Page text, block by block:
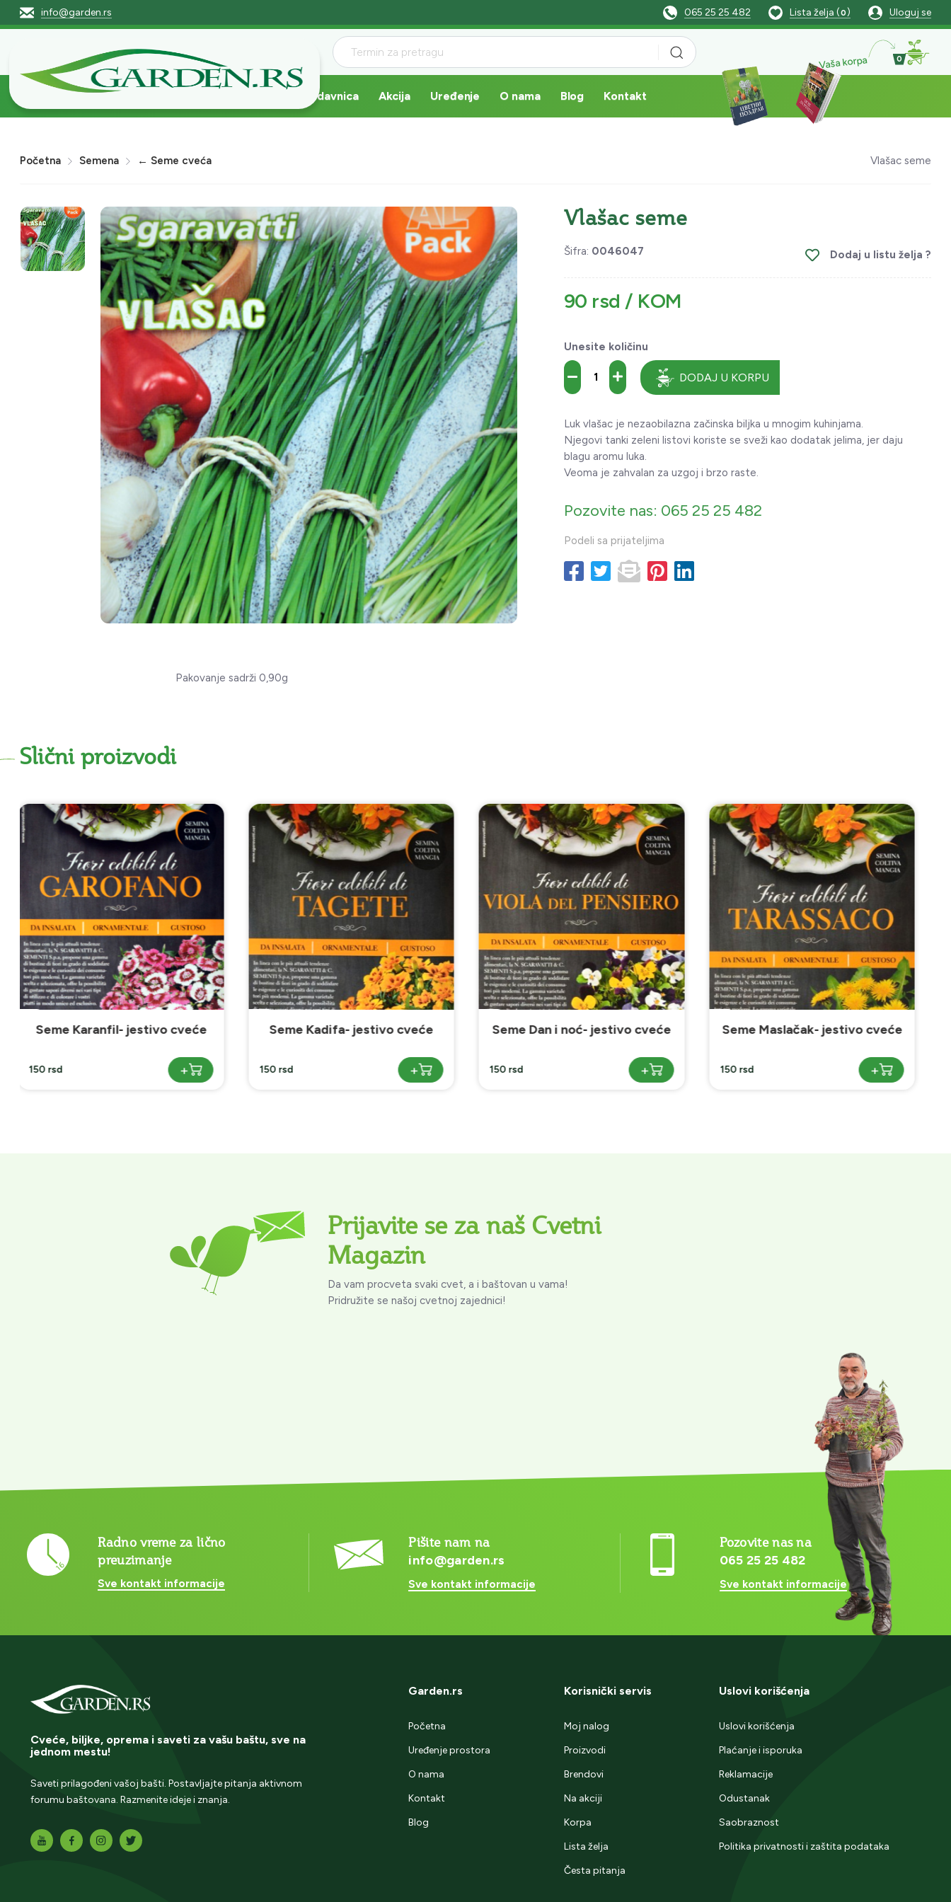
info@garden.rs 065 25 25 482 Lista želja (0 ) Uloguj se
Vaša korpa 0
Prodavnica Akcija Uređenje O nama Blog Kontakt
Početna Semena ← Seme cveća Vlašac seme
Vlašac seme
Šifra: 0046047 Dodaj u listu želja ?
90 rsd / KOM
Unesite količinu
DODAJ U KORPU
Luk vlašac je nezaobilazna začinska biljka u mnogim kuhinjama.
Njegovi tanki zeleni listovi koriste se sveži kao dodatak jelima, jer daju
blagu aromu luka.
Veoma je zahvalan za uzgoj i brzo raste.
Pozovite nas: 065 25 25 482
Podeli sa prijateljima
Pakovanje sadrži 0,90g
Slični proizvodi
Seme Kadifa- jestivo cveće
150 rsd +
Seme Dan i noć- jestivo cveće
150 rsd +
Seme Maslačak- jestivo cveće
150 rsd +
Seme Zevalica- jestivo cveće
150 rsd +
Prijavite se za naš Cvetni
Magazin
Da vam procveta svaki cvet, a i baštovan u vama!
Pridružite se našoj cvetnoj zajednici!
Radno vreme za lično
preuzimanje
Sve kontakt informacije
Pišite nam na
info@garden.rs
Sve kontakt informacije
Pozovite nas na
065 25 25 482
Sve kontakt informacije
Cveće, biljke, oprema i saveti za vašu baštu, sve na
jednom mestu!
Saveti prilagođeni vašoj bašti. Postavljajte pitanja aktivnom
forumu baštovana. Razmenite ideje i znanja.
Garden.rs
Početna
Uređenje prostora
O nama
Kontakt
Blog
Korisnički servis
Moj nalog
Proizvodi
Brendovi
Na akciji
Korpa
Lista želja
Česta pitanja
Uslovi korišćenja
Uslovi korišćenja
Plaćanje i isporuka
Reklamacije
Odustanak
Saobraznost
Politika privatnosti i zaštita podataka